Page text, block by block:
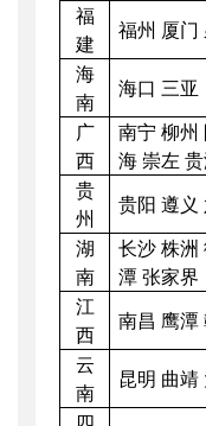
福
建
福州 厦门
海
南
海口 三亚
广
西
南宁柳州
海 崇左
贵
州
贵阳 遵义
湖
南
长沙株洲
潭张家界
江
西
南昌 鹰潭
云
南
昆明 曲靖